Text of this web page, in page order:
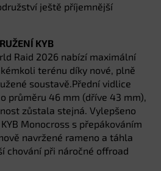
ještě příjemnější
KYB
Raid 2026 nabízí maximální
terénu díky nové, plně
soustavě.Přední vidlice
průměru 46 mm (dříve 43 mm),
zůstala stejná. Vylepšeno
Monocross s přepákováním
navržené rameno a táhla
chování při náročné offroad